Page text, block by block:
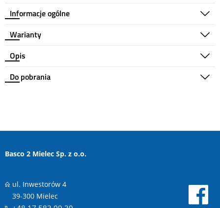
Informacje ogólne
Warianty
Opis
Do pobrania
Basco 2 Mielec Sp. z o.o.
ul. Inwestorów 4
39-300 Mielec